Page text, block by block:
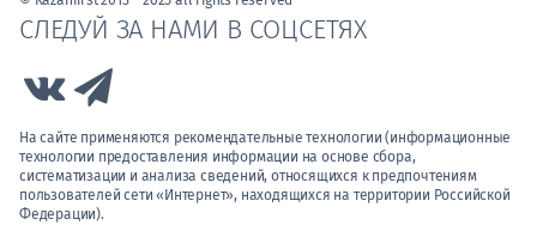
СЛЕДУЙ ЗА НАМИ В СОЦСЕТЯХ
Link to Vk
На сайте применяются рекомендательные технологии (информационные
технологии предоставления информации на основе сбора,
систематизации и анализа сведений, относящихся к предпочтениям
пользователей сети «Интернет», находящихся на территории Российской
Федерации).